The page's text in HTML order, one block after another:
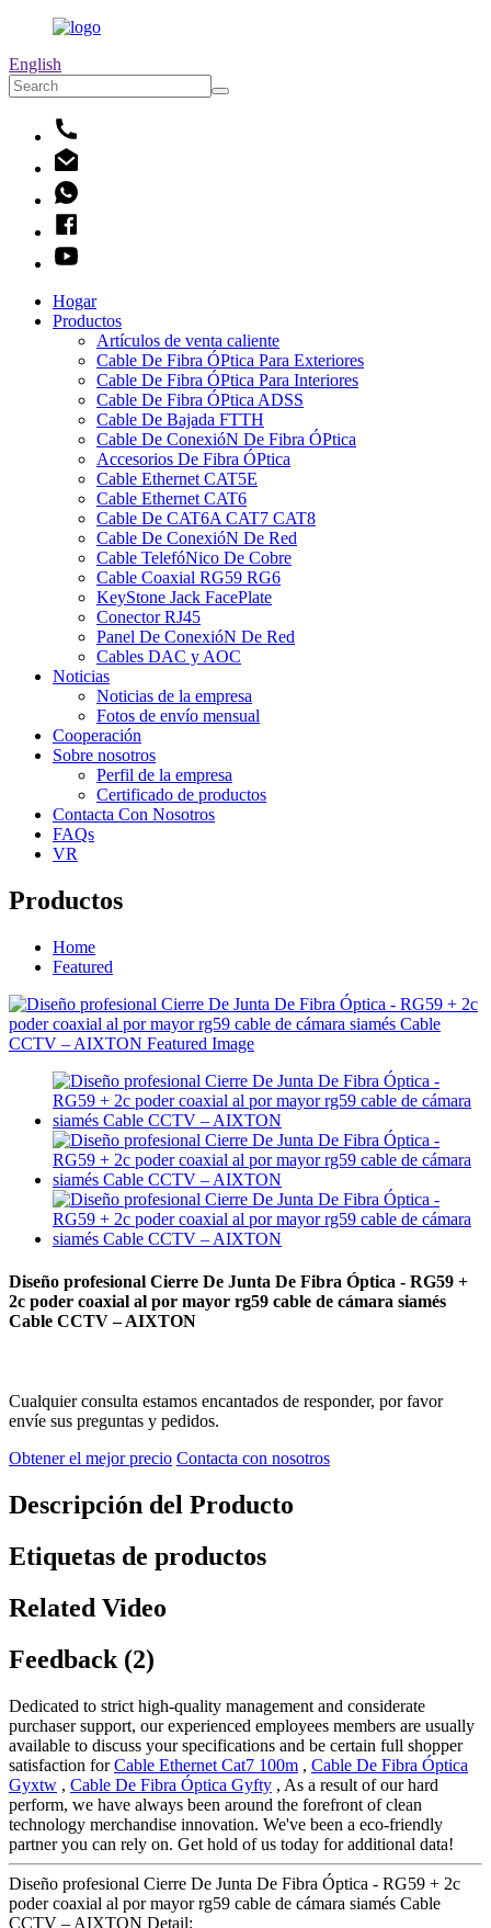
English
Hogar
Productos
Artículos de venta caliente
Cable De Fibra ÓPtica Para Exteriores
Cable De Fibra ÓPtica Para Interiores
Cable De Fibra ÓPtica ADSS
Cable De Bajada FTTH
Cable De ConexióN De Fibra ÓPtica
Accesorios De Fibra ÓPtica
Cable Ethernet CAT5E
Cable Ethernet CAT6
Cable De CAT6A CAT7 CAT8
Cable De ConexióN De Red
Cable TelefóNico De Cobre
Cable Coaxial RG59 RG6
KeyStone Jack FacePlate
Conector RJ45
Panel De ConexióN De Red
Cables DAC y AOC
Noticias
Noticias de la empresa
Fotos de envío mensual
Cooperación
Sobre nosotros
Perfil de la empresa
Certificado de productos
Contacta Con Nosotros
FAQs
VR
Productos
Home
Featured
Diseño profesional Cierre De Junta De Fibra Óptica - RG59 +
2c poder coaxial al por mayor rg59 cable de cámara siamés
Cable CCTV – AIXTON
Cualquier consulta estamos encantados de responder, por favor
envíe sus preguntas y pedidos.
Obtener el mejor precio Contacta con nosotros
Descripción del Producto
Etiquetas de productos
Related Video
Feedback (2)
Dedicated to strict high-quality management and considerate
purchaser support, our experienced employees members are usually
available to discuss your specifications and be certain full shopper
satisfaction forCable Ethernet Cat7 100m , Cable De Fibra Óptica
Gyxtw , Cable De Fibra Óptica Gyfty , As a result of our hard
perform, we have always been around the forefront of clean
technology merchandise innovation. We've been a eco-friendly
partner you can rely on. Get hold of us today for additional data!
Diseño profesional Cierre De Junta De Fibra Óptica - RG59 + 2c
poder coaxial al por mayor rg59 cable de cámara siamés Cable
CCTV – AIXTON Detail: